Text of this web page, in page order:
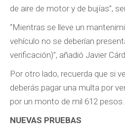
de aire de motor y de bujías”,
“Mientras se lleve un
vehículo no se deberían
verificación)”, añadió Javier
Por otro lado, recuerda que si
deberás pagar una multa por
por un monto de mil 612 pesos.
NUEVAS PRUEBAS